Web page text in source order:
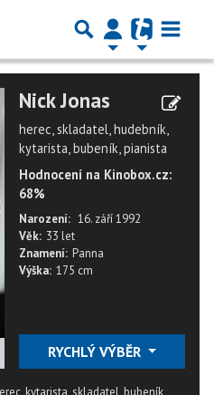
Nick Jonas
herec, skladatel, hudebník,
kytarista, bubeník, pianista
Hodnocení na Kinobox.cz:
68%
Narození: 16. září 1992
Věk: 33 let
Znamení: Panna
Výška: 175 cm
RYCHLÝ VÝBĚR
kytarista, skladatel, bubeník,